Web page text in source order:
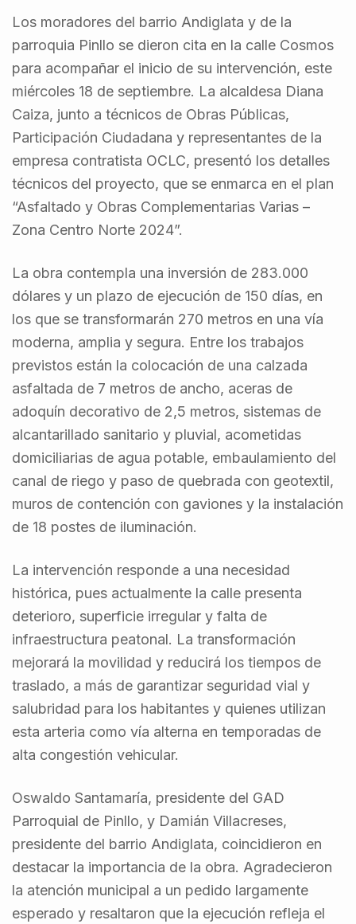
Los moradores del barrio Andiglata y de la
parroquia Pinllo se dieron cita en la calle Cosmos
para acompañar el inicio de su intervención, este
miércoles 18 de septiembre. La alcaldesa Diana
Caiza, junto a técnicos de Obras Públicas,
Participación Ciudadana y representantes de la
empresa contratista OCLC, presentó los detalles
técnicos del proyecto, que se enmarca en el plan
“Asfaltado y Obras Complementarias Varias –
Zona Centro Norte 2024”.
La obra contempla una inversión de 283.000
dólares y un plazo de ejecución de 150 días, en
los que se transformarán 270 metros en una vía
moderna, amplia y segura. Entre los trabajos
previstos están la colocación de una calzada
asfaltada de 7 metros de ancho, aceras de
adoquín decorativo de 2,5 metros, sistemas de
alcantarillado sanitario y pluvial, acometidas
domiciliarias de agua potable, embaulamiento del
canal de riego y paso de quebrada con geotextil,
muros de contención con gaviones y la instalación
de 18 postes de iluminación.
La intervención responde a una necesidad
histórica, pues actualmente la calle presenta
deterioro, superficie irregular y falta de
infraestructura peatonal. La transformación
mejorará la movilidad y reducirá los tiempos de
traslado, a más de garantizar seguridad vial y
salubridad para los habitantes y quienes utilizan
esta arteria como vía alterna en temporadas de
alta congestión vehicular.
Oswaldo Santamaría, presidente del GAD
Parroquial de Pinllo, y Damián Villacreses,
presidente del barrio Andiglata, coincidieron en
destacar la importancia de la obra. Agradecieron
la atención municipal a un pedido largamente
esperado y resaltaron que la ejecución refleja el